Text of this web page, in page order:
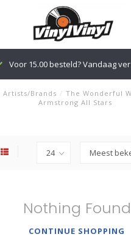
Voor 15.00 besteld? Vandaag
Artists/Brands / The Wonderful
Armstrong All Stars
Nothing Found
CONTINUE SHOPPING